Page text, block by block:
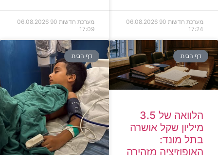
מערכת חדשות 90
06.08.2026
17:24
מערכת חדשות 90
06.08.2026
17:09
דף הבית
הלוואה של 3.5
מיליון שקל אושרה
בתל מונד:
האופוזיציה מזהירה
דף הבית